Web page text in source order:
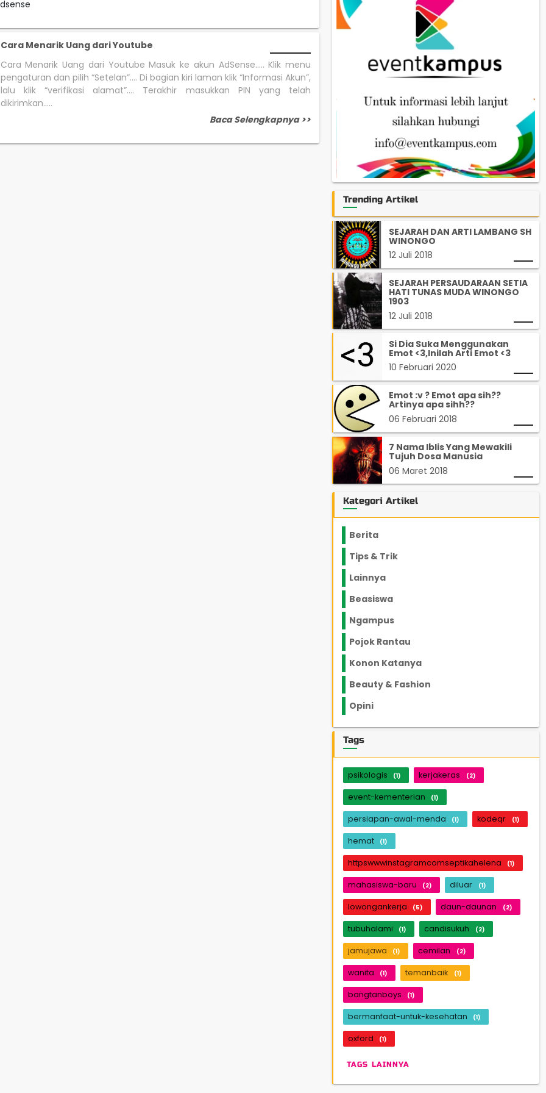
Cara Menarik Uang dari Youtube
Cara Menarik Uang dari Youtube Masuk ke akun AdSense..... Klik menu
pengaturan dan pilih “Setelan”.... Di bagian kiri laman klik “Informasi Akun”,
lalu klik “verifikasi alamat”.... Terakhir masukkan PIN yang telah
dikirimkan.....
Baca Selengkapnya >>
Trending Artikel
SEJARAH DAN ARTI LAMBANG SH
WINONGO
12 Juli 2018
SEJARAH PERSAUDARAAN SETIA
HATI TUNAS MUDA WINONGO
1903
12 Juli 2018
Si Dia Suka Menggunakan
Emot <3,Inilah Arti Emot <3
10 Februari 2020
Emot :v ? Emot apa sih??
Artinya apa sihh??
06 Februari 2018
7 Nama Iblis Yang Mewakili
Tujuh Dosa Manusia
06 Maret 2018
Kategori Artikel
Berita
Tips & Trik
Lainnya
Beasiswa
Ngampus
Pojok Rantau
Konon Katanya
Beauty & Fashion
Opini
Tags
psikologis (1) kerjakeras (2)
event-kementerian (1)
persiapan-awal-menda (1) kodeqr (1)
hemat (1)
httpswwwinstagramcomseptikahelena (1)
mahasiswa-baru (2) diluar (1)
lowongankerja (5) daun-daunan (2)
tubuhalami (1) candisukuh (2)
jamujawa (1) cemilan (2)
wanita (1) temanbaik (1)
bangtanboys (1)
bermanfaat-untuk-kesehatan (1)
oxford (1)
TAGS LAINNYA